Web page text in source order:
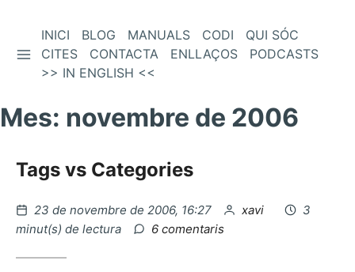
contingut
BARRA LATERAL
INICI BLOG MANUALS CODI
QUI SÓC
CITES
CONTACTA ENLLAÇOS
PODCASTS
>> IN ENGLISH <<
Mes: novembre de 2006
Tags vs Categories
Publicat
el
23 de novembre de 2006, 16:27 per
xavi
3
minut(s) de lectura
6 comentaris